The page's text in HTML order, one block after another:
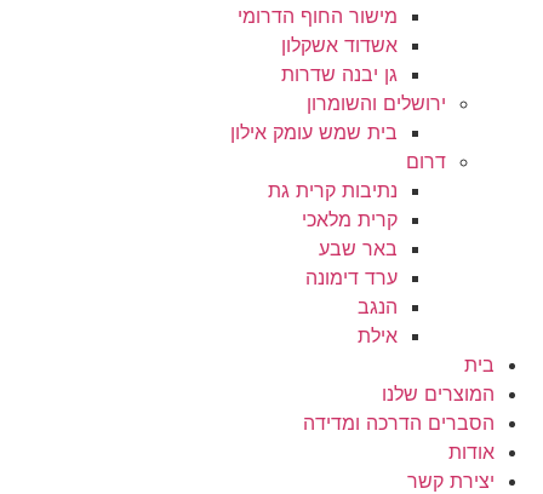
מישור החוף הדרומי
אשדוד אשקלון
גן יבנה שדרות
ירושלים והשומרון
בית שמש עומק אילון
דרום
נתיבות קרית גת
קרית מלאכי
באר שבע
ערד דימונה
הנגב
אילת
בית
המוצרים שלנו
הסברים הדרכה ומדידה
אודות
יצירת קשר